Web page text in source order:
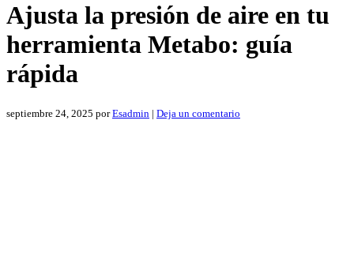
Ajusta la presión de aire en tu
herramienta Metabo: guía
rápida
septiembre 24, 2025 porEsadmin | Deja un comentario